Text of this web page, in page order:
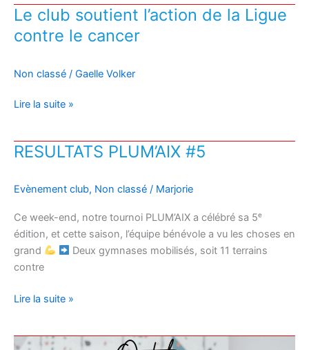
les
autres
?
BAB73
retournent
80
Le club soutient l’action de la Ligue
contre le cancer
Non classé / Gaelle Volker
Le
l’action
la
contre
le
cancer
Lire la suite »
RESULTATS PLUM’AIX #5
Evènement club, Non classé / Marjorie
Ce week-end, notre tournoi PLUM’AIX a célébré sa 5ᵉ
édition, et cette saison, l’équipe bénévole a vu les choses en
grand
Deux gymnases mobilisés, soit 11 terrains
contre
RESULTATS
Lire la suite »